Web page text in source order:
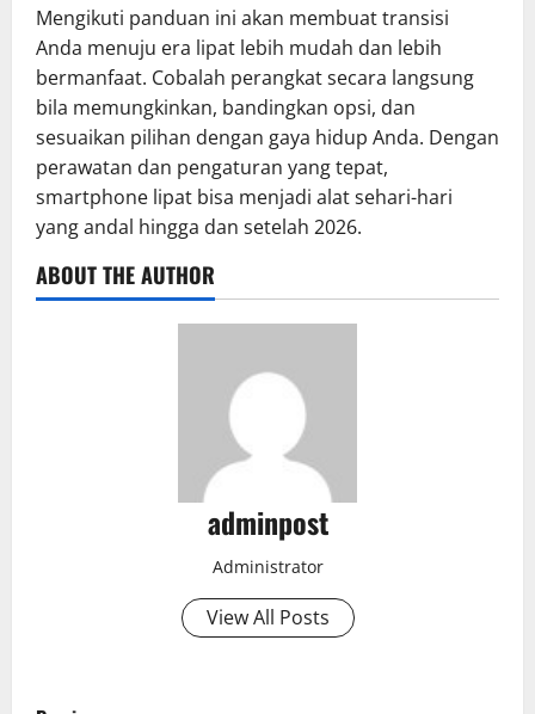
Mengikuti panduan ini akan membuat transisi
Anda menuju era lipat lebih mudah dan lebih
bermanfaat. Cobalah perangkat secara langsung
bila memungkinkan, bandingkan opsi, dan
sesuaikan pilihan dengan gaya hidup Anda. Dengan
perawatan dan pengaturan yang tepat,
smartphone lipat bisa menjadi alat sehari-hari
yang andal hingga dan setelah 2026.
ABOUT THE AUTHOR
adminpost
Administrator
View All Posts